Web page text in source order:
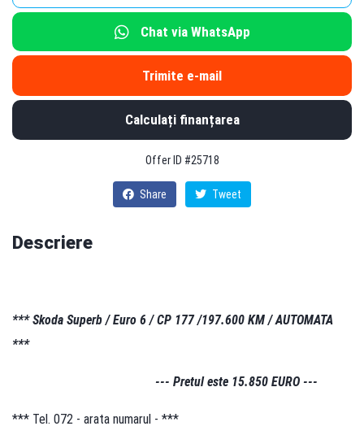
Chat via WhatsApp
Trimite e-mail
Calculați finanțarea
Offer ID #25718
Share Tweet
Descriere
*** Skoda Superb / Euro 6 / CP 177 /197.600 KM / AUTOMATA
***
--- Pretul este 15.850 EURO ---
*** Tel. 072 - arata numarul - ***